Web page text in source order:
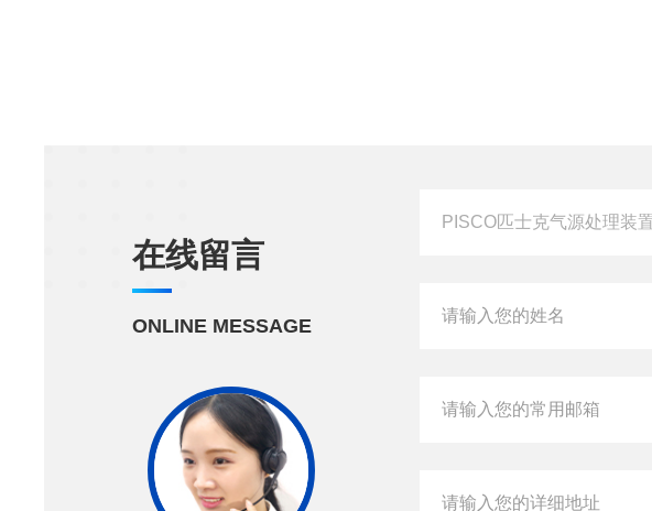
在线留言
ONLINE MESSAGE